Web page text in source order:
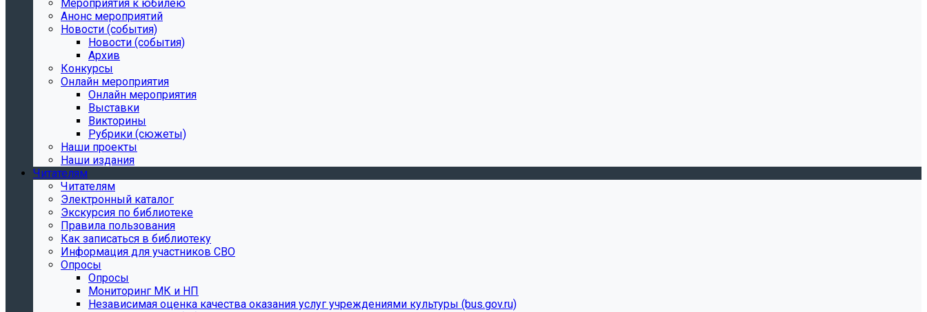
Мероприятия к юбилею
Анонс мероприятий
Новости (события)
Новости (события)
Архив
Конкурсы
Онлайн мероприятия
Онлайн мероприятия
Выставки
Викторины
Рубрики (сюжеты)
Наши проекты
Наши издания
Читателям
Читателям
Электронный каталог
Экскурсия по библиотеке
Правила пользования
Как записаться в библиотеку
Информация для участников СВО
Опросы
Опросы
Мониторинг МК и НП
Независимая оценка качества оказания услуг учреждениями культуры (bus.gov.ru)